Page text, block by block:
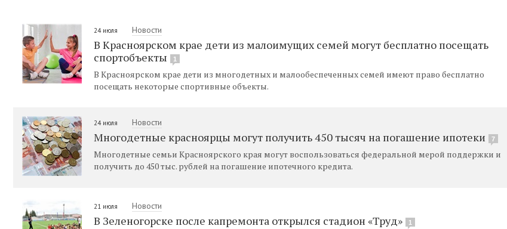
24 июля Новости
В Красноярском крае дети из малоимущих семей могут бесплатно посещать
спортобъекты
1
В Красноярском крае дети из многодетных и малообеспеченных семей имеют право бесплатно
посещать некоторые спортивные объекты.
24 июля Новости
Многодетные красноярцы могут получить 450 тысяч на погашение ипотеки 7
Многодетные семьи Красноярского края могут воспользоваться федеральной мерой поддержки и
получить до 450 тыс. рублей на погашение ипотечного кредита.
21 июля Новости
В Зеленогорске после капремонта открылся стадион «Труд» 1